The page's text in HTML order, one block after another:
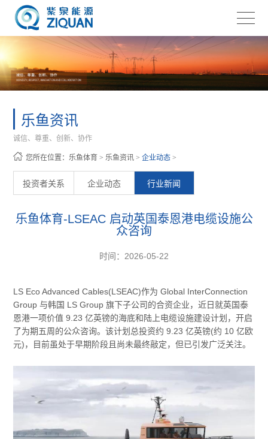
乐鱼资讯
诚信、尊重、创新、协作
您所在位置：乐鱼体育 >乐鱼资讯 >企业动态 >
投资者关系 企业动态 行业新闻
乐鱼体育-LSEAC 启动英国泰恩港电缆设施公
众咨询
时间：2026-05-22
LS Eco Advanced Cables(LSEAC)作为 Global InterConnection
Group 与韩国 LS Group 旗下子公司的合资企业，近日就英国泰
恩港一项价值 9.23 亿英镑的海底和陆上电缆设施建设计划，开启
了为期五周的公众咨询。该计划总投资约 9.23 亿英镑(约 10 亿欧
元)，目前虽处于早期阶段且尚未最终敲定，但已引发广泛关注。